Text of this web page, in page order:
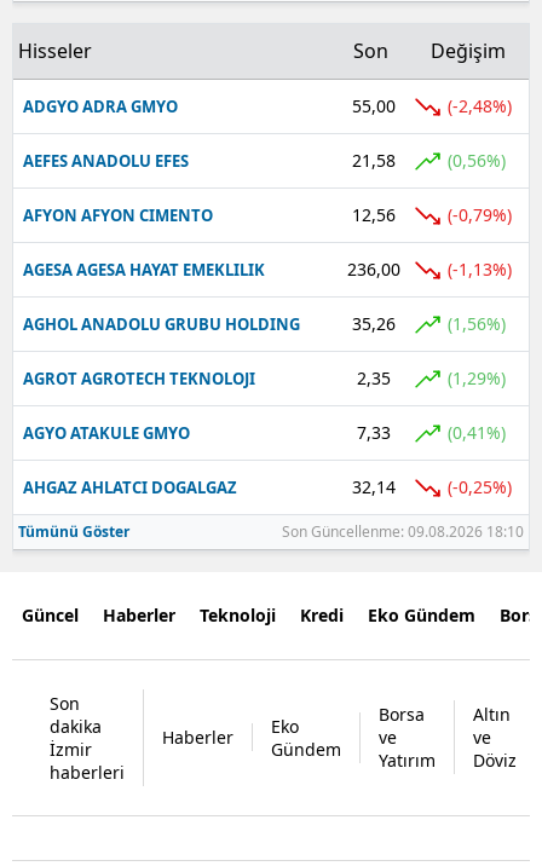
Hisseler Son Değişim
ADGYO ADRA GMYO 55,00 (-2,48%)
AEFES ANADOLU EFES 21,58 (0,56%)
AFYON AFYON CIMENTO 12,56 (-0,79%)
AGESA AGESA HAYAT EMEKLILIK 236,00 (-1,13%)
AGHOL ANADOLU GRUBU HOLDING 35,26 (1,56%)
AGROT AGROTECH TEKNOLOJI 2,35 (1,29%)
AGYO ATAKULE GMYO 7,33 (0,41%)
AHGAZ AHLATCI DOGALGAZ 32,14 (-0,25%)
Tümünü Göster Son Güncellenme: 09.08.2026 18:10
Güncel Haberler Teknoloji Kredi Eko Gündem
Son
dakika
İzmir
haberleri
Haberler
Eko
Gündem
Borsa
ve
Yatırım
Altın
ve
Döviz